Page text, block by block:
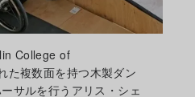
College of
た複数面を持つ木製ダン
サルを行うアリス・シェ